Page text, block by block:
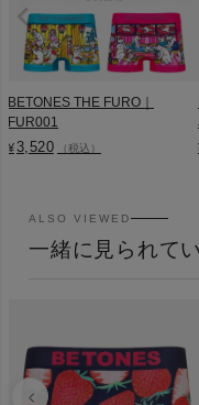
BETONES THE FURO｜
FUR001
¥ 3,520 （税込）
ALSO VIEWED
一緒に見られて